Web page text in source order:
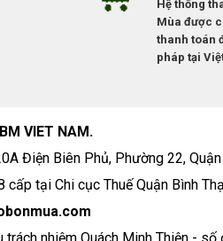
Hệ thống
Mùa được
thanh toán
pháp tại
VIET NAM.
Điện Biên Phủ, Phường 22, Quận
tại Chi cục Thuế Quận Bình